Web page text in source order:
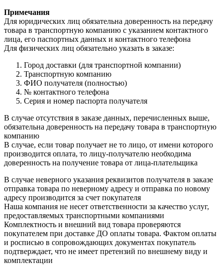
Примечания
Для юридических лиц обязательна доверенность на передачу
товара в транспортную компанию с указанием контактного
лица, его паспортных данных и контактного телефона
Для физических лиц обязательно указать в заказе:
Город доставки (для транспортной компании)
Транспортную компанию
ФИО получателя (полностью)
№ контактного телефона
Серия и номер паспорта получателя
В случае отсутствия в заказе данных, перечисленных выше,
обязательна доверенность на передачу товара в транспортную
компанию
В случае, если товар получает не то лицо, от имени которого
производится оплата, то лицу-получателю необходима
доверенность на получение товара от лица-плательщика
В случае неверного указания реквизитов получателя в заказе
отправка товара по неверному адресу и отправка по новому
адресу производится за счет покупателя
Наша компания не несет ответственности за качество услуг,
предоставляемых транспортными компаниями
Комплектность и внешний вид товара проверяются
покупателем при доставке ДО оплаты товара. Фактом оплаты
и росписью в сопровождающих документах покупатель
подтверждает, что не имеет претензий по внешнему виду и
комплектации